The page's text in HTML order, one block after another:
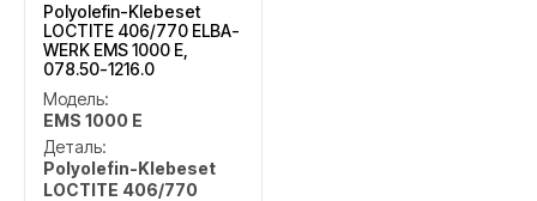
Polyolefin-Klebeset
LOCTITE 406/770 ELBA-
WERK EMS 1000 E,
078.50-1216.0
Модель:
EMS 1000 E
Деталь:
Polyolefin-Klebeset
LOCTITE 406/770